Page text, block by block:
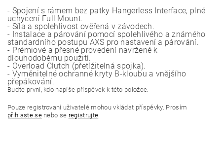
- Spojení s rámem bez patky Hangerless Interface, plné
uchycení Full Mount.
- Síla a spolehlivost ověřená v závodech.
- Instalace a párování pomocí spolehlivého a známého
standardního postupu AXS pro nastavení a párování.
- Prémiové a přesné provedení navržené k
dlouhodobému použití.
- Overload Clutch (přetížitelná spojka).
- Vyměnitelné ochranné kryty B-kloubu a vnějšího
přepákování.
Buďte první, kdo napíše příspěvek k této položce.
Pouze registrovaní uživatelé mohou vkládat příspěvky. Prosím
přihlaste senebo se registrujte.